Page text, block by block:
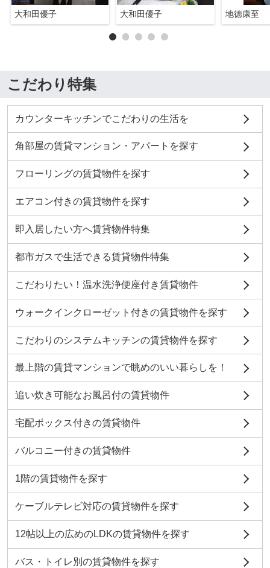
大和田優子 大和田優子 地徳康至
こだわり特集
カウンターキッチンでこだわりの生活を
角部屋の賃貸マンション・アパートを探す
フローリングの賃貸物件を探す
エアコン付きの賃貸物件を探す
即入居したい方へ賃貸物件特集
都市ガスで生活できる賃貸物件特集
こだわりたい！温水洗浄便座付き賃貸物件
ウォークインクローゼット付きの賃貸物件を探す
こだわりのシステムキッチンの賃貸物件を探す
最上階の賃貸マンションで眺めのいい暮らしを！
追い炊き可能なお風呂付の賃貸物件
宅配ボックス付きの賃貸物件
バルコニー付きの賃貸物件
1階の賃貸物件を探す
ケーブルテレビ対応の賃貸物件を探す
12帖以上の広めのLDKの賃貸物件を探す
バス・トイレ別の賃貸物件を探す